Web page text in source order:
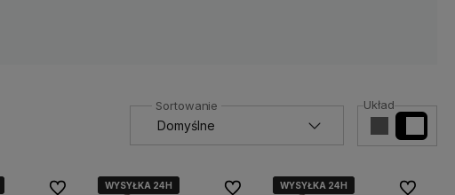
Układ
Do ulubionychWYSYŁKA 24H
WYSYŁKA 24H
WYSYŁKA 24H Do ulubionychWYSYŁKA 24H
WYSYŁKA 24H
WYSYŁKA 24H Do